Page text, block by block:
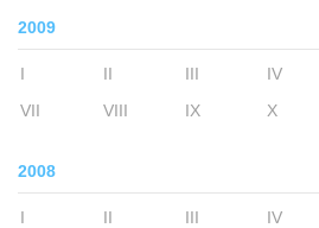
2009
I II III IV
VII
VIII IX X
2008
I II III IV